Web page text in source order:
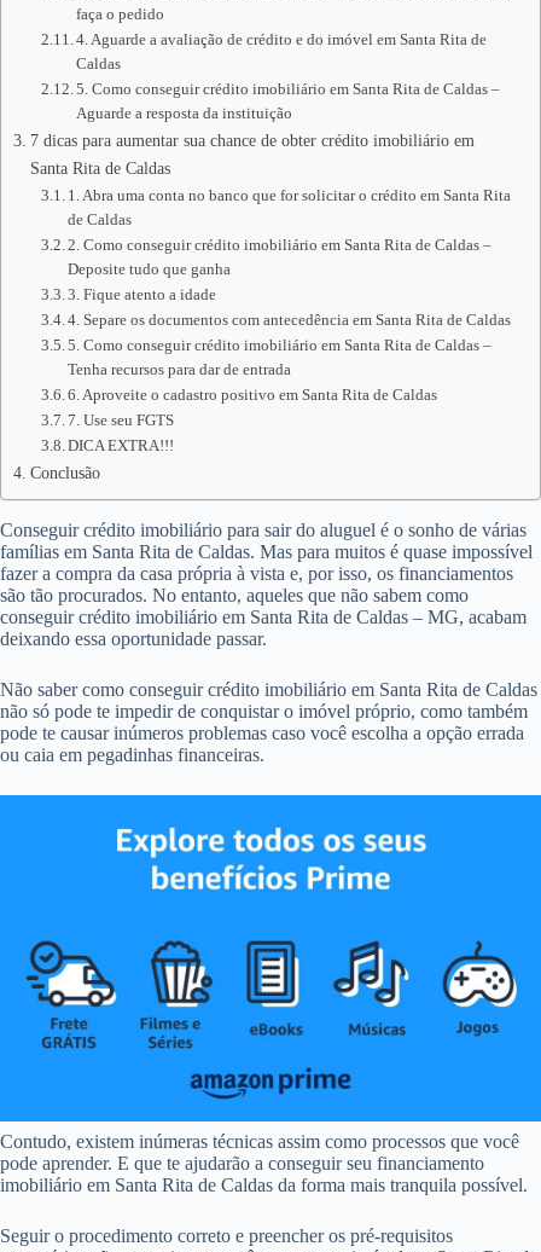
faça o pedido
4. Aguarde a avaliação de crédito e do imóvel em Santa Rita de
Caldas
5. Como conseguir crédito imobiliário em Santa Rita de Caldas –
Aguarde a resposta da instituição
7 dicas para aumentar sua chance de obter crédito imobiliário em
Santa Rita de Caldas
1. Abra uma conta no banco que for solicitar o crédito em Santa Rita
de Caldas
2. Como conseguir crédito imobiliário em Santa Rita de Caldas –
Deposite tudo que ganha
3. Fique atento a idade
4. Separe os documentos com antecedência em Santa Rita de Caldas
5. Como conseguir crédito imobiliário em Santa Rita de Caldas –
Tenha recursos para dar de entrada
6. Aproveite o cadastro positivo em Santa Rita de Caldas
7. Use seu FGTS
DICA EXTRA!!!
Conclusão
Conseguir crédito imobiliário para sair do aluguel é o sonho de várias
famílias em Santa Rita de Caldas. Mas para muitos é quase impossível
fazer a compra da casa própria à vista e, por isso, os financiamentos
são tão procurados. No entanto, aqueles que não sabem como
conseguir crédito imobiliário em Santa Rita de Caldas – MG, acabam
deixando essa oportunidade passar.
Não saber como conseguir crédito imobiliário em Santa Rita de Caldas
não só pode te impedir de conquistar o imóvel próprio, como também
pode te causar inúmeros problemas caso você escolha a opção errada
ou caia em pegadinhas financeiras.
Contudo, existem inúmeras técnicas assim como processos que você
pode aprender. E que te ajudarão a conseguir seu financiamento
imobiliário em Santa Rita de Caldas da forma mais tranquila possível.
Seguir o procedimento correto e preencher os pré-requisitos